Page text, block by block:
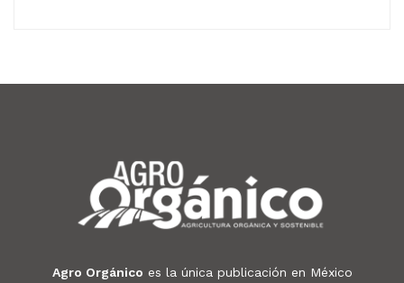
Agro Orgánico es la única publicación en México